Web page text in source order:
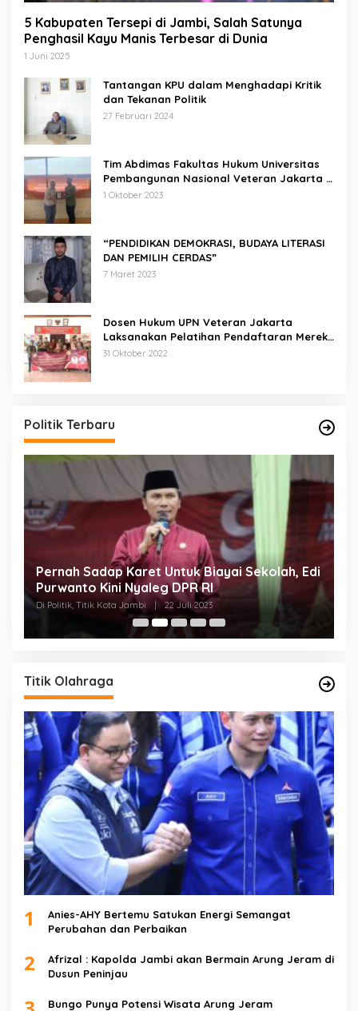
5 Kabupaten Tersepi di Jambi, Salah Satunya
Penghasil Kayu Manis Terbesar di Dunia
1 Juni 2025
Tantangan KPU dalam Menghadapi Kritik
dan Tekanan Politik
27 Februari 2024
Tim Abdimas Fakultas Hukum Universitas
Pembangunan Nasional Veteran Jakarta
Melakukan Pendampingan dan
1 Oktober 2023
“PENDIDIKAN DEMOKRASI, BUDAYA LITERASI
DAN PEMILIH CERDAS”
7 Maret 2023
Dosen Hukum UPN Veteran Jakarta
Laksanakan Pelatihan Pendaftaran Merek
di Desa Jatisura Kabupaten Indramayu
31 Oktober 2022
Politik Terbaru
Pernah Sadap Karet Untuk Biayai Sekolah, Edi
Purwanto Kini Nyaleg DPR RI
Di Politik, Titik Kota Jambi | 22 Juli 2023
Titik Olahraga
1
Anies-AHY Bertemu Satukan Energi Semangat
Perubahan dan Perbaikan
2
Afrizal : Kapolda Jambi akan Bermain Arung Jeram di
Dusun Peninjau
Bungo Punya Potensi Wisata Arung Jeram